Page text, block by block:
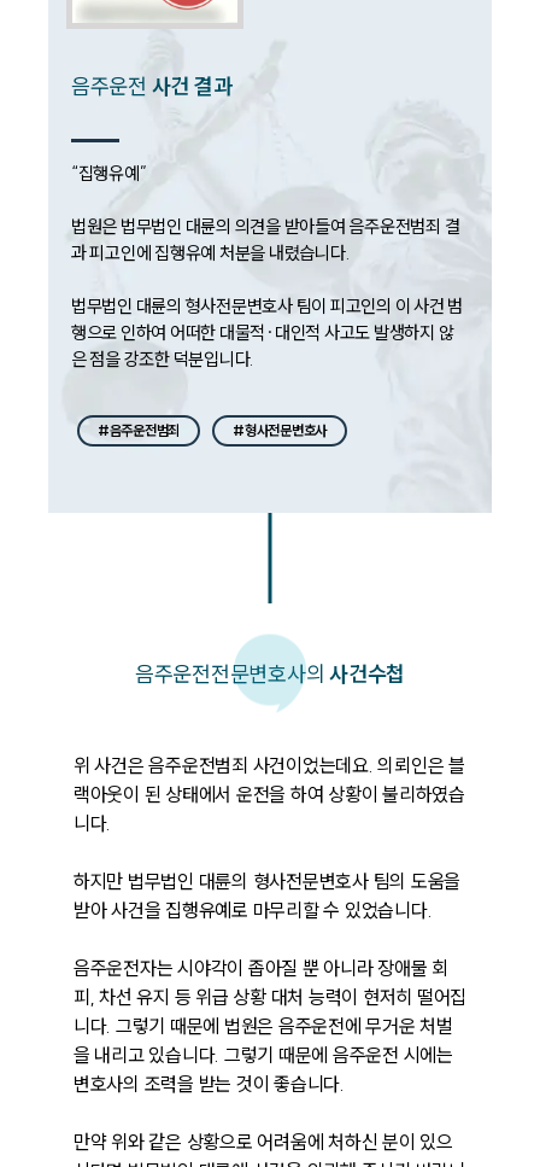
대륜법률상담예약
대륜법률상담예약
음주운전 사건 결과
“집행유예”
법원은 법무법인 대륜의 의견을 받아들여 음주운전범죄 결
과 피고인에 집행유예 처분을 내렸습니다.
법무법인 대륜의 형사전문변호사 팀이 피고인의 이 사건 범
행으로 인하여 어떠한 대물적·대인적 사고도 발생하지 않
#음주운전범죄 #형사전문변호사
음주운전전문변호사의사건수첩
위 사건은 음주운전범죄 사건이었는데요. 의뢰인은 블
랙아웃이 된 상태에서 운전을 하여 상황이 불리하였습
니다.
하지만 법무법인 대륜의 형사전문변호사 팀의 도움을
받아 사건을 집행유예로 마무리할 수 있었습니다.
음주운전자는 시야각이 좁아질 뿐 아니라 장애물 회
피, 차선 유지 등 위급 상황 대처 능력이 현저히 떨어집
니다. 그렇기 때문에 법원은 음주운전에 무거운 처벌
을 내리고 있습니다. 그렇기 때문에 음주운전 시에는
변호사의 조력을 받는 것이 좋습니다.
만약 위와 같은 상황으로 어려움에 처하신 분이 있으